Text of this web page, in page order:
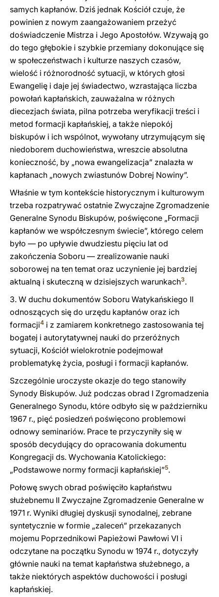
samych kapłanów. Dziś jednak Kościół czuje, że
powinien z nowym zaangażowaniem przeżyć
doświadczenie Mistrza i Jego Apostołów. Wzywają go
do tego głębokie i szybkie przemiany dokonujące się
w społeczeństwach i kulturze naszych czasów,
wielość i różnorodność sytuacji, w których głosi
Ewangelię i daje jej świadectwo, wzrastająca liczba
powołań kapłańskich, zauważalna w różnych
diecezjach świata, pilna potrzeba weryfikacji treści i
metod formacji kapłańskiej, a także niepokój
biskupów i ich wspólnot, wywołany utrzymującym się
niedoborem duchowieństwa, wreszcie absolutna
konieczność, by „nowa ewangelizacja” znalazła w
kapłanach „nowych zwiastunów Dobrej Nowiny”.
Właśnie w tym kontekście historycznym i kulturowym
trzeba rozpatrywać ostatnie Zwyczajne Zgromadzenie
Generalne Synodu Biskupów, poświęcone „Formacji
kapłanów we współczesnym świecie”, którego celem
było — po upływie dwudziestu pięciu lat od
zakończenia Soboru — zrealizowanie nauki
soborowej na ten temat oraz uczynienie jej bardziej
aktualną i skuteczną w dzisiejszych warunkach3.
3. W duchu dokumentów Soboru Watykańskiego II
odnoszących się do urzędu kapłanów oraz ich
formacji4 i z zamiarem konkretnego zastosowania tej
bogatej i autorytatywnej nauki do przeróżnych
sytuacji, Kościół wielokrotnie podejmował
problematykę życia, posługi i formacji kapłanów.
Szczególnie uroczyste okazje do tego stanowiły
Synody Biskupów. Już podczas obrad I Zgromadzenia
Generalnego Synodu, które odbyło się w październiku
1967 r., pięć posiedzeń poświęcono problemowi
odnowy seminariów. Prace te przyczyniły się w
sposób decydujący do opracowania dokumentu
Kongregacji ds. Wychowania Katolickiego:
„Podstawowe normy formacji kapłańskiej”5.
Połowę swych obrad poświęciło kapłaństwu
służebnemu II Zwyczajne Zgromadzenie Generalne w
1971 r. Wyniki długiej dyskusji synodalnej, zebrane
syntetycznie w formie „zaleceń” przekazanych
mojemu Poprzednikowi Papieżowi Pawłowi VI i
odczytane na początku Synodu w 1974 r., dotyczyły
głównie nauki na temat kapłaństwa służebnego, a
także niektórych aspektów duchowości i posługi
kapłańskiej.